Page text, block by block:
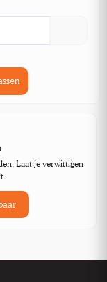
Laat je verwittigen